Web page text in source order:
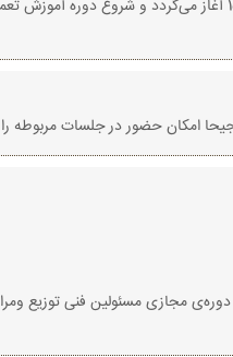
ثبت نام دوره‌ی حضوری آموزش تعمیر و نگهداشت تجهیزات دندان پزشکی از روز دوشنبه
امکان حضور در جلسات مربوطه
از روز دوشنبه مورخ 1402/04/26* ساعت 15 آغاز می شود و شروع دوره‌ی